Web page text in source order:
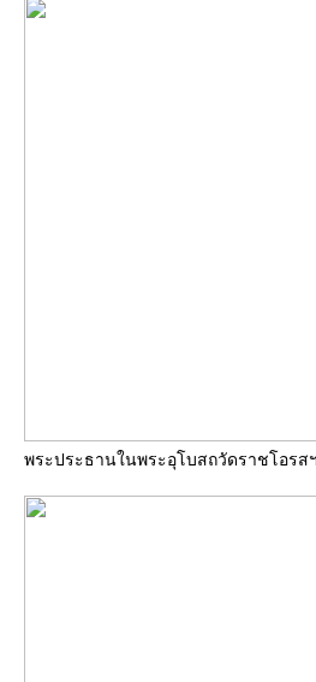
พระประธานในพระอุโบสถวัดราชโอรสฯ